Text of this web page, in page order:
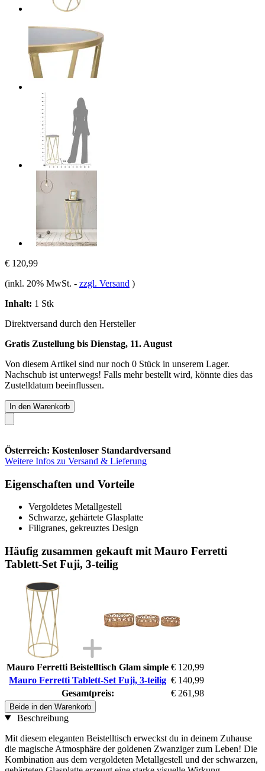
€ 120,99
(inkl. 20% MwSt. - zzgl. Versand )
Inhalt: 1 Stk
Direktversand durch den Hersteller
Gratis Zustellung bis Dienstag, 11. August
Von diesem Artikel sind nur noch 0 Stück in unserem Lager.
Nachschub ist unterwegs! Falls mehr bestellt wird, könnte dies das
Zustelldatum beeinflussen.
In den Warenkorb
Österreich: Kostenloser Standardversand
Weitere Infos zu Versand & Lieferung
Eigenschaften und Vorteile
Vergoldetes Metallgestell
Schwarze, gehärtete Glasplatte
Filigranes, gekreuztes Design
Häufig zusammen gekauft mit Mauro Ferretti
Tablett-Set Fuji, 3-teilig
Mauro Ferretti Beistelltisch Glam simple € 120,99
Mauro Ferretti Tablett-Set Fuji, 3-teilig € 140,99
Gesamtpreis:
€ 261,98
Beide in den Warenkorb
Beschreibung
Mit diesem eleganten Beistelltisch erweckst du in deinem Zuhause
die magische Atmosphäre der goldenen Zwanziger zum Leben! Die
Kombination aus dem vergoldeten Metallgestell und der schwarzen,